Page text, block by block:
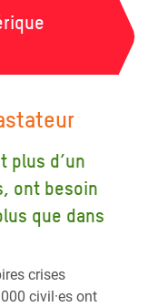
plus d’un
ont besoin
que dans
crises
civil·es ont